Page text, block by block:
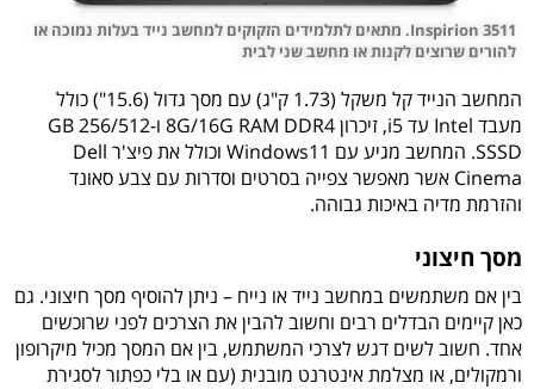
Inspirion 3511. מתאים לתלמידים הזקוקים למחשב נייד בעלות נמוכה או
להורים שרוצים לקנות או מחשב שני לבית
המחשב הנייד קל משקל (1.73 ק"ג) עם מסך גדול (15.6") כולל
מעבד Intel עד i5, זיכרון 8G/16G RAM DDR4 ו-256/512 GB
SSSD. המחשב מגיע עם Windows11 וכולל את פיצ'ר Dell
Cinema אשר מאפשר צפייה בסרטים וסדרות עם צבע סאונד
והזרמת מדיה באיכות גבוהה.
מסך חיצוני
בין אם משתמשים במחשב נייד או נייח – ניתן להוסיף מסך חיצוני. גם
כאן קיימים הבדלים רבים וחשוב להבין את הצרכים לפני שרוכשים
אחד. חשוב לשים דגש לצרכי המשתמש, בין אם המסך מכיל מיקרופון
ורמקולים, או מצלמת אינטרנט מובנית (עם או בלי כפתור לסגירת